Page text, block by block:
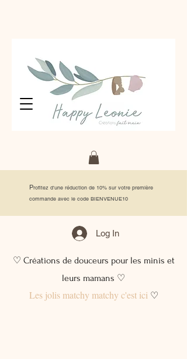
Profitez d'une réduction de 10% sur votre première
commande avec le code BIENVENUE10
Log In
♡ Créations de douceurs pour les minis et
leurs mamans ♡
Les jolis matchy matchy c'est ici♡